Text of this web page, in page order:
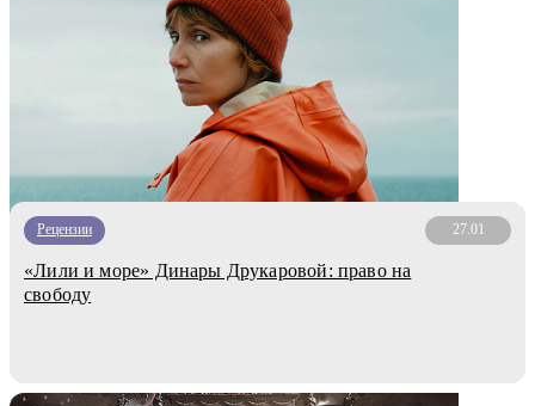
Рецензии 27.01
«Лили и море» Динары Друкаровой: право на
свободу